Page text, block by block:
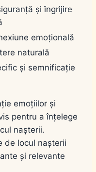
și îngrijire
emoțională
naturală
și semnificație
emoțiilor și
pentru a înțelege
nașterii.
de locul nașterii
și relevante